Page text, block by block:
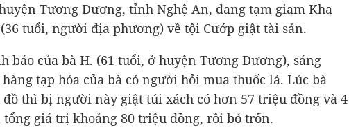
Tương Dương, tỉnh Nghệ An, đang tạm giam Kha
tuổi, người địa phương) về tội Cướp giật tài sản.
báo của bà H. (61 tuổi, ở huyện Tương Dương), sáng
hàng tạp hóa của bà có người hỏi mua thuốc lá. Lúc bà
thì bị người này giật túi xách có hơn 57 triệu đồng và 4
tổng giá trị khoảng 80 triệu đồng, rồi bỏ trốn.